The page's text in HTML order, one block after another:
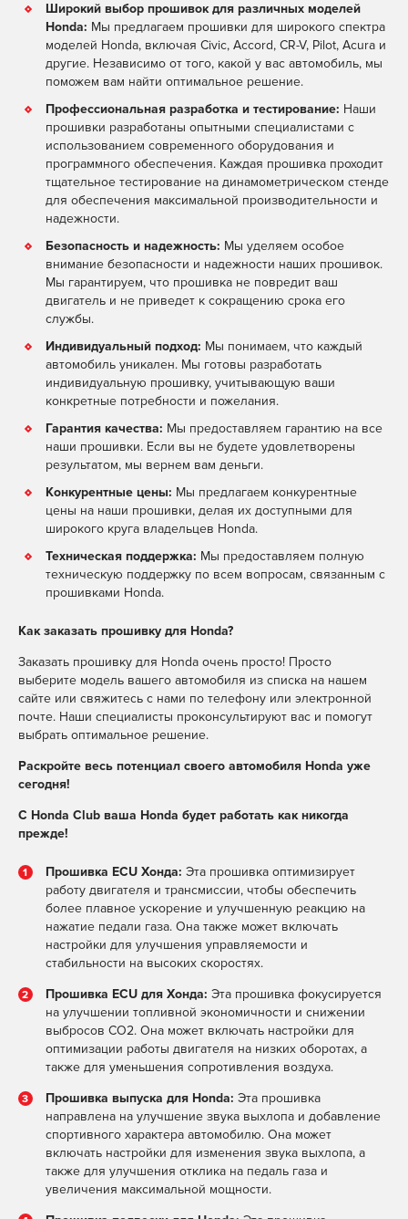
Широкий выбор прошивок для различных моделей
Honda: Мы предлагаем прошивки для широкого спектра
моделей Honda, включая Civic, Accord, CR-V, Pilot, Acura и
другие. Независимо от того, какой у вас автомобиль, мы
поможем вам найти оптимальное решение.
Профессиональная разработка и тестирование: Наши
прошивки разработаны опытными специалистами с
использованием современного оборудования и
программного обеспечения. Каждая прошивка проходит
тщательное тестирование на динамометрическом стенде
для обеспечения максимальной производительности и
надежности.
Безопасность и надежность: Мы уделяем особое
внимание безопасности и надежности наших прошивок.
Мы гарантируем, что прошивка не повредит ваш
двигатель и не приведет к сокращению срока его
службы.
Индивидуальный подход: Мы понимаем, что каждый
автомобиль уникален. Мы готовы разработать
индивидуальную прошивку, учитывающую ваши
конкретные потребности и пожелания.
Гарантия качества: Мы предоставляем гарантию на все
наши прошивки. Если вы не будете удовлетворены
результатом, мы вернем вам деньги.
Конкурентные цены: Мы предлагаем конкурентные
цены на наши прошивки, делая их доступными для
широкого круга владельцев Honda.
Техническая поддержка: Мы предоставляем полную
техническую поддержку по всем вопросам, связанным с
прошивками Honda.
Как заказать прошивку для Honda?
Заказать прошивку для Honda очень просто! Просто
выберите модель вашего автомобиля из списка на нашем
сайте или свяжитесь с нами по телефону или электронной
почте. Наши специалисты проконсультируют вас и помогут
выбрать оптимальное решение.
Раскройте весь потенциал своего автомобиля Honda уже
сегодня!
С Honda Club ваша Honda будет работать как никогда
прежде!
Прошивка ECU Хонда: Эта прошивка оптимизирует
работу двигателя и трансмиссии, чтобы обеспечить
более плавное ускорение и улучшенную реакцию на
нажатие педали газа. Она также может включать
настройки для улучшения управляемости и
стабильности на высоких скоростях.
Прошивка ECU для Хонда: Эта прошивка фокусируется
на улучшении топливной экономичности и снижении
выбросов CO2. Она может включать настройки для
оптимизации работы двигателя на низких оборотах, а
также для уменьшения сопротивления воздуха.
Прошивка выпуска для Honda: Эта прошивка
направлена на улучшение звука выхлопа и добавление
спортивного характера автомобилю. Она может
включать настройки для изменения звука выхлопа, а
также для улучшения отклика на педаль газа и
увеличения максимальной мощности.